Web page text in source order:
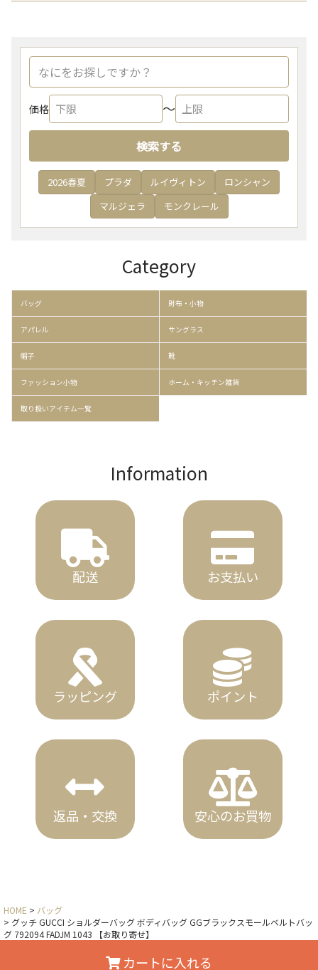
カートに入れる
価格 〜
検索する
2026春夏 プラダ ルイヴィトン
ロンシャン
マルジェラ
モンクレール
Category
バッグ 財布・小物
アパレル サングラス
帽子 靴
ファッション小物 ホーム・キッチン雑貨
取り扱いアイテム一覧
Information
配送 お支払い
ラッピング ポイント
返品・交換 安心のお買物
HOME
バッグ
グッチ GUCCI ショルダーバッグ ボディバッグ GGブラックスモールベルトバッ
グ 792094 FADJM 1043 【お取り寄せ】
Copyright © x-sell All Rights Reserved.